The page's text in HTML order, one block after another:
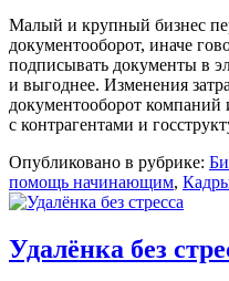
Малый и крупный бизнес
документооборот, иначе
подписывать документы в
и выгоднее. Изменения
документооборот компаний
с контрагентами и
Опубликовано в рубрике:
помощь начинающим,
Удалёнка без